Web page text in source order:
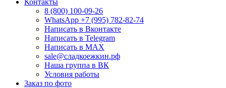
8 (800) 100-09-26
WhatsApp +7 (995) 782-82-74
Написать в Вконтакте
Написать в Telegram
Написать в MAX
sale@сладкоежкин.рф
Наша группа в ВК
Условия работы
Заказ по фото